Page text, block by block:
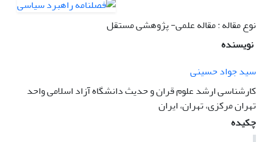
نوع مقاله : مقاله علمی- پژوهشی مستقل
نویسنده
سید جواد حسینی
کارشناسی ارشد علوم قران و حدیث دانشگاه آزاد اسلامی واحد
تهران مرکزی، تهران، ایران
چکیده